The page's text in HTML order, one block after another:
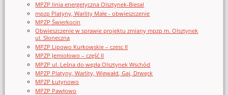
MPZP linia energetyczna Olsztynek-Biesal
mpzp Platyny, Warlity Małe - obwieszczenie
MPZP Świerkocin
Obwieszczenie w sprawie projektu zmiany mpzp m. Olsztynek
ul. Słoneczna
MPZP Lipowo Kurkowskie – czesc II
MPZP Jemiołowo – część II
MPZP ul. Leśna do węzła Olsztynek Wschód
MPZP Platyny, Warlity, Wigwałd, Gaj, Drwęck
MPZP Łutynowo
MPZP Pawłowo